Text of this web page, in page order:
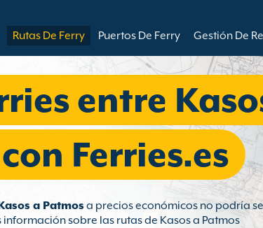
Rutas De Ferry Puertos De Ferry Gestión De
entre
Ferries.es
a Patmos a precios económicos no podría
sobre las rutas de Kasos a Patmos